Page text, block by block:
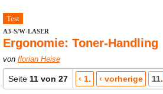
Test
A3-S/W-LASER
Ergonomie: Toner-Handling
von florian Heise
Seite 11 von 27 ‹ 1. ‹ vorherige 11.